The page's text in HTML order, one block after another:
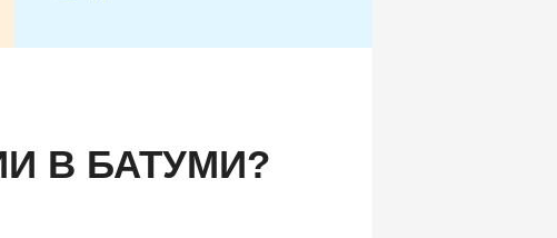
В БАТУМИ?